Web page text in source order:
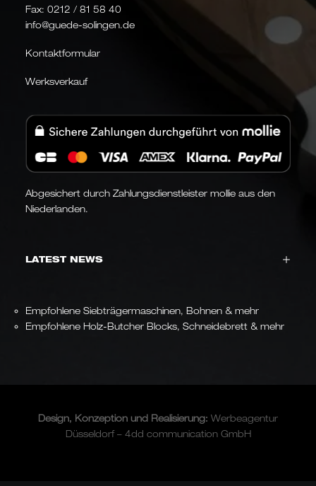
Fax: 0212 / 81 58 40
info@guede-solingen.de
Kontaktformular
Werksverkauf
Abgesichert durch Zahlungsdienstleister mollie aus den
Niederlanden.
LATEST NEWS
Empfohlene Siebträgermaschinen, Bohnen & mehr
Empfohlene Holz-Butcher Blocks, Schneidebrett & mehr
Design, Konzeption und Realisierung: Werbeagentur
Düsseldorf – 4dd communication GmbH